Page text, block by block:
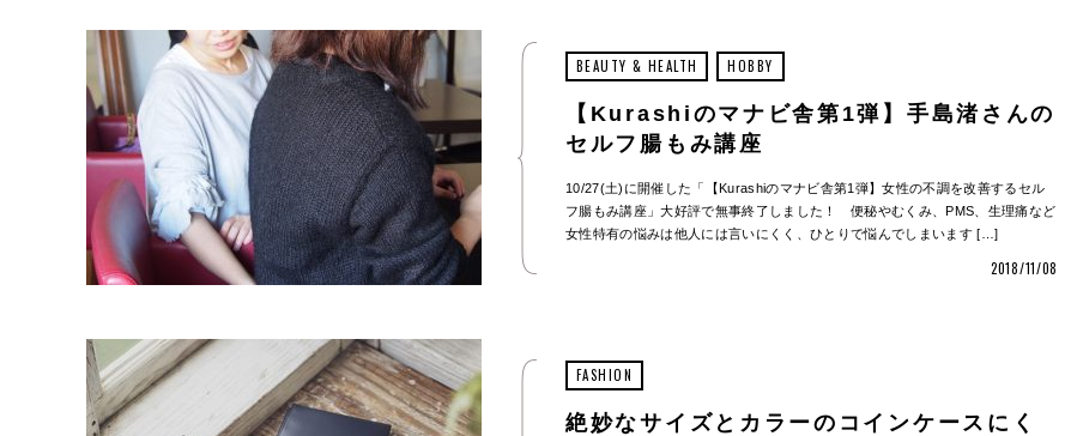
BEAUTY & HEALTH HOBBY
【Kurashiのマナビ舎第1弾】手島渚さんの
セルフ腸もみ講座
10/27(土)に開催した「【Kurashiのマナビ舎第1弾】女性の不調を改善するセル
フ腸もみ講座」大好評で無事終了しました！ 便秘やむくみ、PMS、生理痛など
女性特有の悩みは他人には言いにくく、ひとりで悩んでしまいます […]
2018/11/08
FASHION
絶妙なサイズとカラーのコインケースにく